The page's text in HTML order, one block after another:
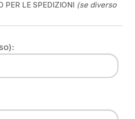
PER LE SPEDIZIONI (se diverso